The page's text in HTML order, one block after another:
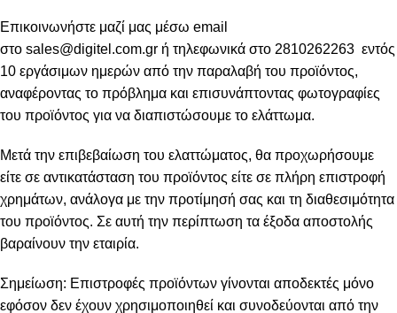
Επικοινωνήστε μαζί μας μέσω email
στο sales@digitel.com.gr ή τηλεφωνικά στο 2810262263 εντός
10 εργάσιμων ημερών από την παραλαβή του προϊόντος,
αναφέροντας το πρόβλημα και επισυνάπτοντας φωτογραφίες
του προϊόντος για να διαπιστώσουμε το ελάττωμα.
Μετά την επιβεβαίωση του ελαττώματος, θα προχωρήσουμε
είτε σε αντικατάσταση του προϊόντος είτε σε πλήρη επιστροφή
χρημάτων, ανάλογα με την προτίμησή σας και τη διαθεσιμότητα
του προϊόντος. Σε αυτή την περίπτωση τα έξοδα αποστολής
βαραίνουν την εταιρία.
Σημείωση: Επιστροφές προϊόντων γίνονται αποδεκτές μόνο
εφόσον δεν έχουν χρησιμοποιηθεί και συνοδεύονται από την